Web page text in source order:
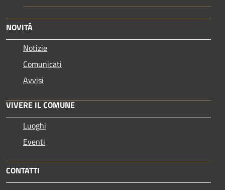
NOVITÀ
Notizie
Comunicati
Avvisi
VIVERE IL COMUNE
Luoghi
Eventi
CONTATTI